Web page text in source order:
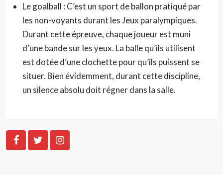
Le goalball : C’est un sport de ballon pratiqué par
les non-voyants durant les Jeux paralympiques.
Durant cette épreuve, chaque joueur est muni
d’une bande sur les yeux. La balle qu’ils utilisent
est dotée d’une clochette pour qu’ils puissent se
situer. Bien évidemment, durant cette discipline,
un silence absolu doit régner dans la salle.